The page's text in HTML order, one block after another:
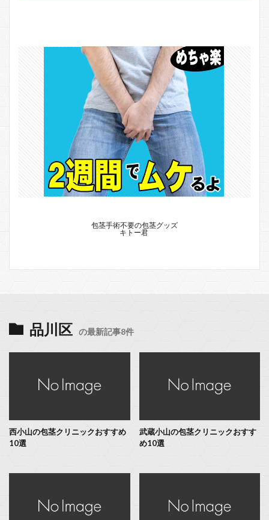
包茎手術不要の包茎グッズ
キトー君
品川区 の最新記事8件
西小山の包茎クリニックおすすめ
10選
武蔵小山の包茎クリニックおすす
め10選